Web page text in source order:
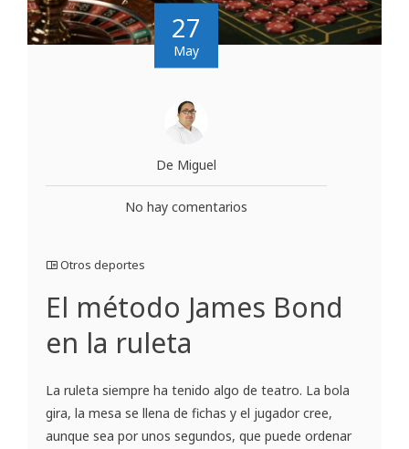
27
May
De Miguel
No hay comentarios
Otros deportes
El método James Bond
en la ruleta
La ruleta siempre ha tenido algo de teatro. La bola
gira, la mesa se llena de fichas y el jugador cree,
aunque sea por unos segundos, que puede ordenar